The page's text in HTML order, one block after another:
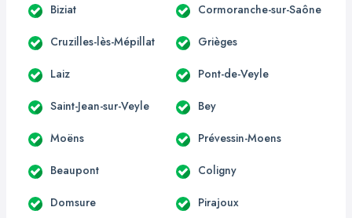
Biziat Cormoranche-sur-Saône
Cruzilles-lès-Mépillat Grièges
Laiz Pont-de-Veyle
Saint-Jean-sur-Veyle Bey
Moëns Prévessin-Moens
Beaupont Coligny
Domsure Pirajoux